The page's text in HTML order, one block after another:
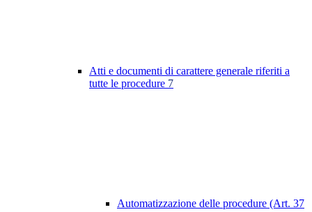
Atti e documenti di carattere generale riferiti a
tutte le procedure 7
Automatizzazione delle procedure (Art. 37